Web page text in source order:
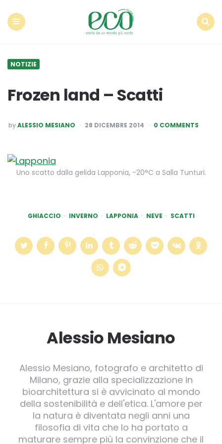
NOTIZIE
Frozen land – Scatti
POSTED
BY
byALESSIO MESIANO 28 DICEMBRE 2014 0 COMMENTS
Uno scatto dalla gelida Lapponia, -20°C a Salla Tunturi.
GHIACCIO INVERNO LAPPONIA NEVE SCATTI
Alessio Mesiano
Alessio Mesiano, fotografo e architetto di
Milano, grazie alla specializzazione in
bioarchitettura si è avvicinato al mondo
della sostenibilità e dell'etica. L'amore per
la natura è diventata negli anni una
filosofia di vita che lo ha portato a
maturare sempre più la convinzione che il